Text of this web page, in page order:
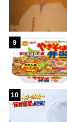
9
10